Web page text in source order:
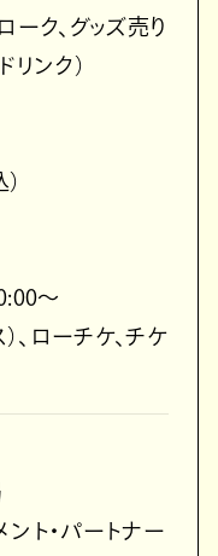
ーク、グッズ売り
リンク）
～
、ローチケ、チケ
ト・パートナー